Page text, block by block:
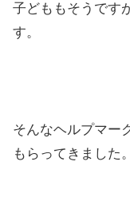
子どももそうです
す。
そんなヘルプマー
もらってきました。